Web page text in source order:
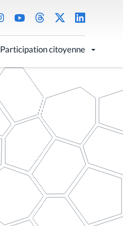
Participation citoyenne